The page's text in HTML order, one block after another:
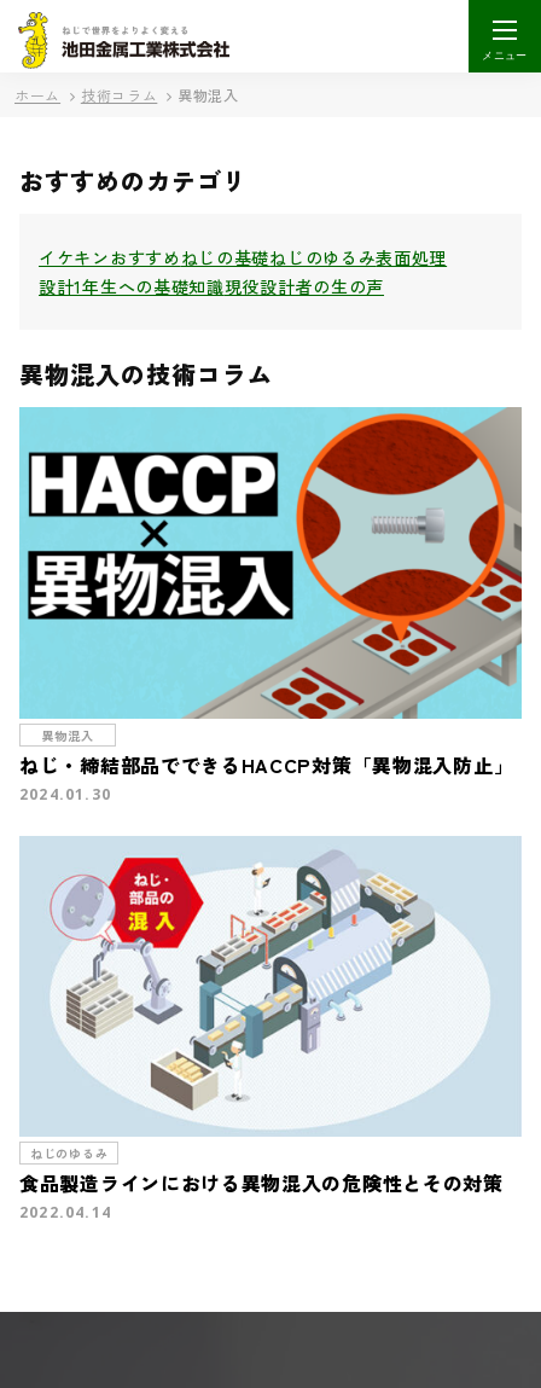
メニュー
ホーム 技術コラム 異物混入
おすすめのカテゴリ
イケキンおすすめねじの基礎ねじのゆるみ表面処理
設計1年生への基礎知識現役設計者の生の声
異物混入の技術コラム
異物混入
ねじ・締結部品でできるHACCP対策「異物混入防止」
2024.01.30
ねじのゆるみ
食品製造ラインにおける異物混入の危険性とその対策
2022.04.14